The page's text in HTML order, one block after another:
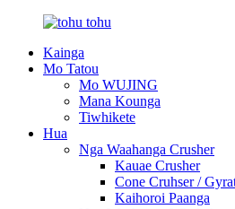
Kainga
Mo Tatou
Mo WUJING
Mana Kounga
Tiwhikete
Hua
Nga Waahanga Crusher
Kauae Crusher
Cone Cruhser /
Kaihoroi Paanga